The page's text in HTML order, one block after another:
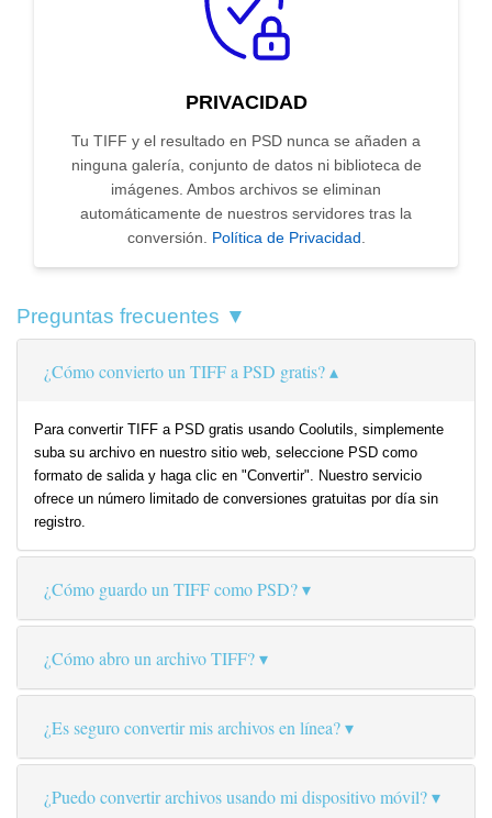
PRIVACIDAD
Tu TIFF y el resultado en PSD nunca se añaden a
ninguna galería, conjunto de datos ni biblioteca de
imágenes. Ambos archivos se eliminan
automáticamente de nuestros servidores tras la
conversión. Política de Privacidad.
Preguntas frecuentes ▼
¿Cómo convierto un TIFF a PSD gratis?
Para convertir TIFF a PSD gratis usando Coolutils, simplemente
suba su archivo en nuestro sitio web, seleccione PSD como
formato de salida y haga clic en "Convertir". Nuestro servicio
ofrece un número limitado de conversiones gratuitas por día sin
registro.
¿Cómo guardo un TIFF como PSD?
¿Cómo abro un archivo TIFF?
¿Es seguro convertir mis archivos en línea?
¿Puedo convertir archivos usando mi dispositivo móvil?